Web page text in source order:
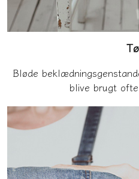
Bløde
blive brugt